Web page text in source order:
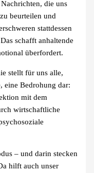
die uns
beurteilen und
stattdessen
schafft anhaltende
überfordert.
stellt für uns alle,
eine Bedrohung dar:
mit dem
wirtschaftliche
– und darin stecken
hilft auch unser